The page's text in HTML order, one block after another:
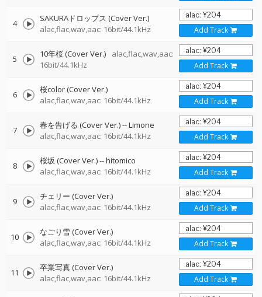
4
SAKURAドロップス (Cover Ver.)
alac,flac,wav,aac: 16bit/44.1kHz
Add Track
5 10年桜 (Cover Ver.)
alac,flac,wav,aac:
16bit/44.1kHz
Add Track
6
桜color (Cover Ver.)
alac,flac,wav,aac: 16bit/44.1kHz
Add Track
7 春を告げる (Cover Ver.)--Limone
alac,flac,wav,aac: 16bit/44.1kHz
Add Track
8 桜坂 (Cover Ver.)--hitomico
alac,flac,wav,aac: 16bit/44.1kHz
Add Track
9
チェリー (Cover Ver.)
alac,flac,wav,aac: 16bit/44.1kHz
Add Track
10
なごり雪 (Cover Ver.)
alac,flac,wav,aac: 16bit/44.1kHz
Add Track
11
卒業写真 (Cover Ver.)
alac,flac,wav,aac: 16bit/44.1kHz
Add Track